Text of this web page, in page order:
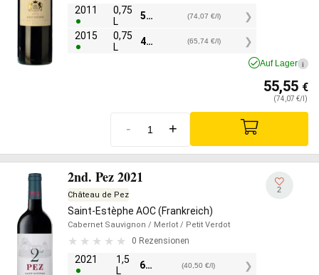
2011
0,75
L
55,55 (74,07 €/l)
2015
0,75
L
49,30 (65,74 €/l)
Auf Lager i
55,55 €
(74,07 €/l)
- +
2nd. Pez 2021
Château de Pez
Saint-Estèphe AOC (Frankreich)
Cabernet Sauvignon / Merlot / Petit Verdot
0 Rezensionen
2021
1,5
L
60,75 (40,50 €/l)
2